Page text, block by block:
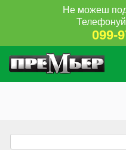
Не можеш
099-